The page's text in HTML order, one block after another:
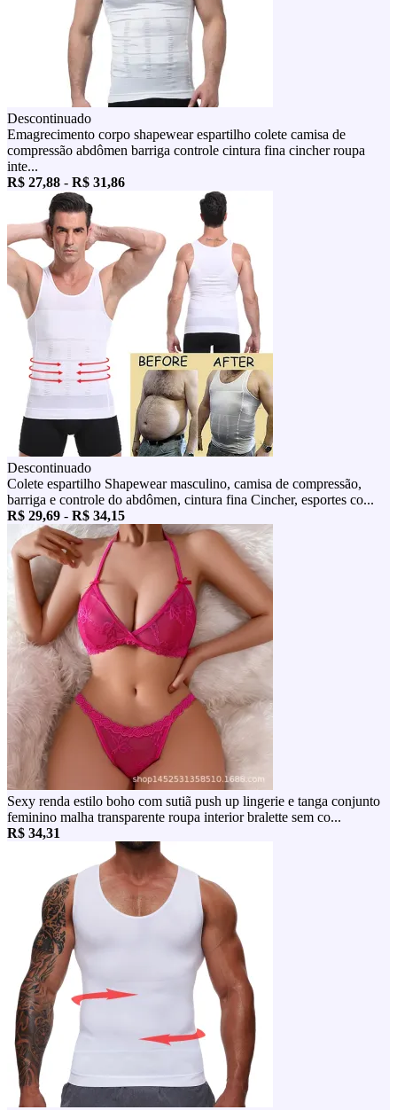
Descontinuado
Emagrecimento corpo shapewear espartilho colete camisa de
compressão abdômen barriga controle cintura fina cincher roupa
inte...
R$ 27,88 - R$ 31,86
Descontinuado
Colete espartilho Shapewear masculino, camisa de compressão,
barriga e controle do abdômen, cintura fina Cincher, esportes co...
R$ 29,69 - R$ 34,15
Sexy renda estilo boho com sutiã push up lingerie e tanga conjunto
feminino malha transparente roupa interior bralette sem co...
R$ 34,31